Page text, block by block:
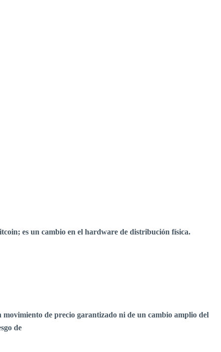
es un cambio en el hardware de distribución física.
de precio garantizado ni de un cambio amplio del
de